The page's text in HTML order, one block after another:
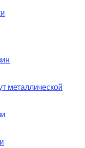
металлической